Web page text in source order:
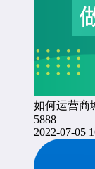
如何运营商
5888
2022-07-05